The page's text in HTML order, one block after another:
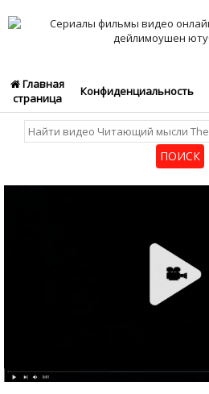
Главная
страница
Конфиденциальность